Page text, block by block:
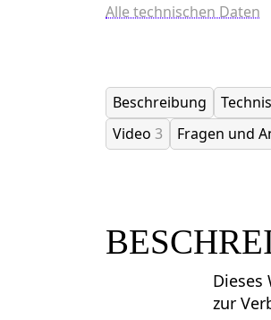
Alle technischen Daten
Beschreibung
Video 3 Fragen und
Dieses
zur